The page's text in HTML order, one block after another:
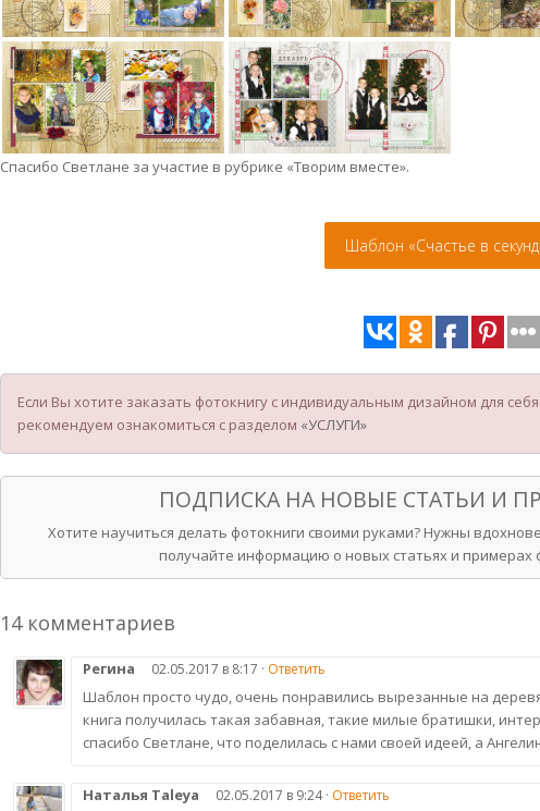
Спасибо Светлане за участие в рубрике «Творим вместе».
Шаблон «Счастье в
Если Вы хотите заказать фотокнигу с индивидуальным дизайном для
рекомендуем ознакомиться с разделом «УСЛУГИ»
ПОДПИСКА НА НОВЫЕ СТАТЬИ И
Хотите научиться делать фотокниги своими руками? Нужны
получайте информацию о новых статьях и примерах
14 комментариев
Регина 02.05.2017 в 8:17 · Ответить
Шаблон просто чудо, очень понравились вырезанные на
книга получилась такая забавная, такие милые братишки,
спасибо Светлане, что поделилась с нами своей идеей, а
Наталья Taleya 02.05.2017 в 9:24 · Ответить